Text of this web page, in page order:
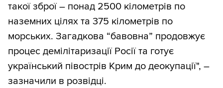
такої зброї ― понад 2500 кілометрів по
наземних цілях та 375 кілометрів по
морських. Загадкова “бавовна” продовжує
процес демілітаризації Росії та готує
український півострів Крим до деокупації", ―
зазначили в розвідці.